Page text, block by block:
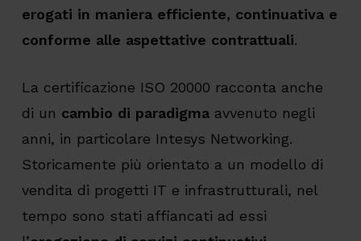
erogati in maniera efficiente, continuativa e
conforme alle aspettative contrattuali.
La certificazione ISO 20000 racconta anche
di un cambio di paradigma avvenuto negli
anni, in particolare Intesys Networking.
Storicamente più orientato a un modello di
vendita di progetti IT e infrastrutturali, nel
tempo sono stati affiancati ad essi